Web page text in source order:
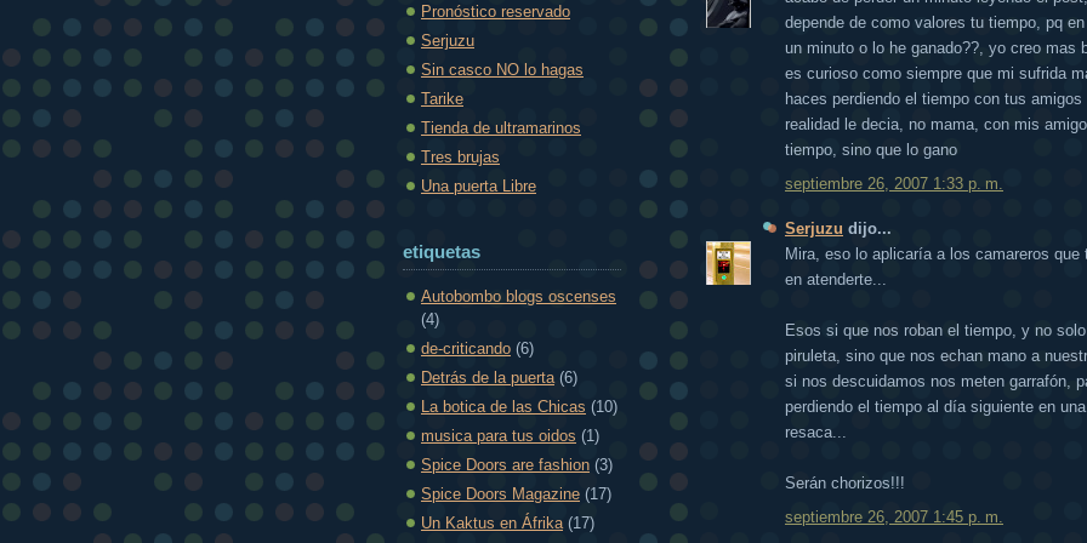
depende de como valores tu tiempo, pq
un minuto o lo he ganado??, yo creo mas
es curioso como siempre que mi sufrida
haces perdiendo el tiempo con tus
realidad le decia, no mama, con mis
tiempo, sino que lo gano
septiembre 26, 2007 1:33 p. m.
Serjuzu dijo...
Mira, eso lo aplicaría a los camareros que
en atenderte...
Esos si que nos roban el tiempo, y no
piruleta, sino que nos echan mano a
si nos descuidamos nos meten garrafón,
perdiendo el tiempo al día siguiente en
resaca...
Serán chorizos!!!
septiembre 26, 2007 1:45 p. m.
Pronóstico reservado
Serjuzu
Sin casco NO lo hagas
Tarike
Tienda de ultramarinos
Tres brujas
Una puerta Libre
etiquetas
Autobombo blogs oscenses
(4)
de-criticando (6)
Detrás de la puerta (6)
La botica de las Chicas (10)
musica para tus oidos (1)
Spice Doors are fashion (3)
Spice Doors Magazine (17)
Un Kaktus en Áfrika (17)